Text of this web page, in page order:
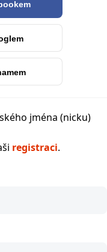
jména (nicku)
registraci.